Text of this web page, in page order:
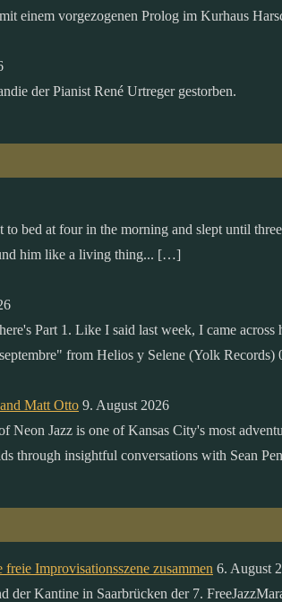
einem vorgezogenen Prolog im Kurhaus
der Pianist René Urtreger gestorben.
bed at four in the morning and slept until
him like a living thing... […]
Part 1. Like I said last week, I came
from Helios y Selene (Yolk
Matt Otto 9. August 2026
Jazz is one of Kansas City's most
through insightful conversations with Sean
Improvisationsszene zusammen 6. August
Kantine in Saarbrücken der 7.